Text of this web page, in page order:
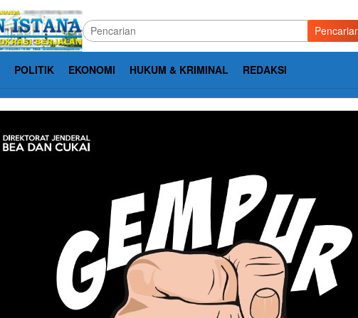
POLITIK EKONOMI HUKUM & KRIMINAL REDAKSI